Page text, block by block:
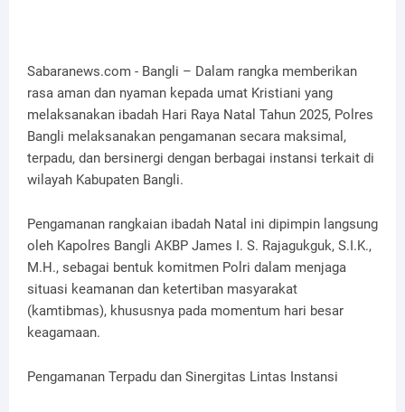
Sabaranews.com - Bangli – Dalam rangka memberikan
rasa aman dan nyaman kepada umat Kristiani yang
melaksanakan ibadah Hari Raya Natal Tahun 2025, Polres
Bangli melaksanakan pengamanan secara maksimal,
terpadu, dan bersinergi dengan berbagai instansi terkait di
wilayah Kabupaten Bangli.
Pengamanan rangkaian ibadah Natal ini dipimpin langsung
oleh Kapolres Bangli AKBP James I. S. Rajagukguk, S.I.K.,
M.H., sebagai bentuk komitmen Polri dalam menjaga
situasi keamanan dan ketertiban masyarakat
(kamtibmas), khususnya pada momentum hari besar
keagamaan.
Pengamanan Terpadu dan Sinergitas Lintas Instansi